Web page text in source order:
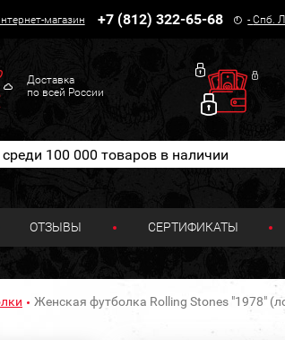
магазин +7 (812) 322-65-68 -Спб.
Доставка
по всей России
ОТЗЫВЫ СЕРТИФИКАТЫ
Женская футболка Rolling Stones "1978"